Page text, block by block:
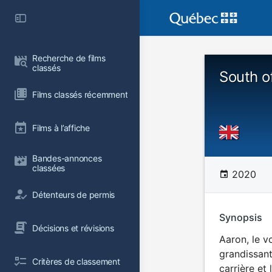
Recherche de films
classés
Films classés récemment
Films à l’affiche
Bandes-annonces
classées
Détenteurs de permis
Décisions et révisions
Critères de classement
South
2020
Synopsis
Aaron, le
carrière et